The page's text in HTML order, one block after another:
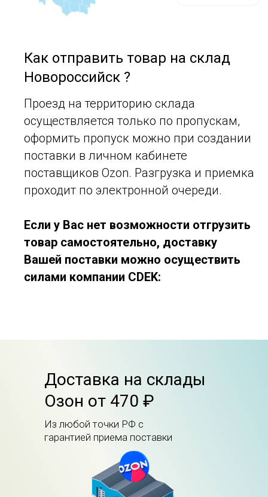
Как отправить товар на склад
Новороссийск ?
Проезд на территорию склада
осуществляется только по пропускам,
оформить пропуск можно при создании
поставки в личном кабинете
поставщиков Ozon. Разгрузка и приемка
проходит по электронной очереди.
Если у Вас нет возможности отгрузить
товар самостоятельно, доставку
Вашей поставки можно осуществить
силами компании CDEK:
Доставка на склады
Озон от 470 ₽
Из любой точки РФ с
гарантией приема поставки